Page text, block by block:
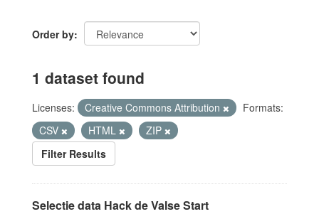
Order by
1 dataset found
Licenses: Creative Commons Attribution
Formats:
CSV
HTML
ZIP
Filter Results
Selectie data Hack de Valse Start